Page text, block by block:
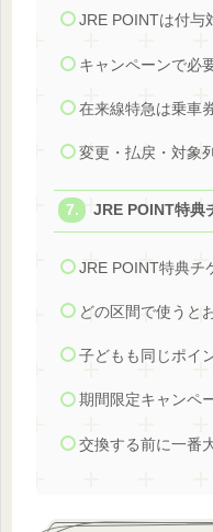
JRE POINTは付与
キャンペーンで必
在来線特急は乗車
変更・払戻・対象
JRE POINT特典
JRE POINT特典チ
どの区間で使うと
子どもも同じポイ
期間限定キャンペ
交換する前に一番